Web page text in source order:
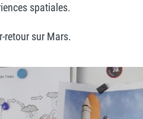
spatiales.
retour sur Mars.